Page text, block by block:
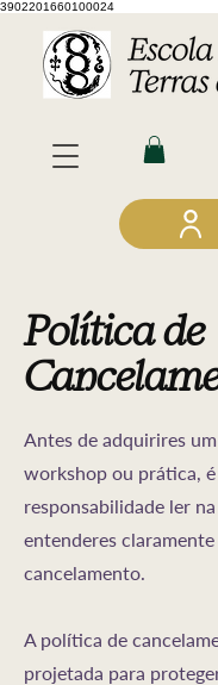
3902201660100024
Política de
Antes de adquirires um
workshop ou prática,
responsabilidade ler
entenderes
cancelamento.
A política de
projetada para